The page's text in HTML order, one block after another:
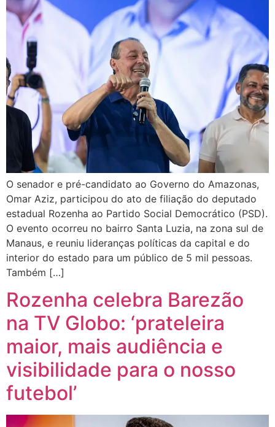
O senador e pré-candidato ao Governo do Amazonas,
Omar Aziz, participou do ato de filiação do deputado
estadual Rozenha ao Partido Social Democrático (PSD).
O evento ocorreu no bairro Santa Luzia, na zona sul de
Manaus, e reuniu lideranças políticas da capital e do
interior do estado para um público de 5 mil pessoas.
Também […]
Rozenha celebra Barezão
na TV Globo: ‘prateleira
maior, mais audiência e
visibilidade para o nosso
futebol’